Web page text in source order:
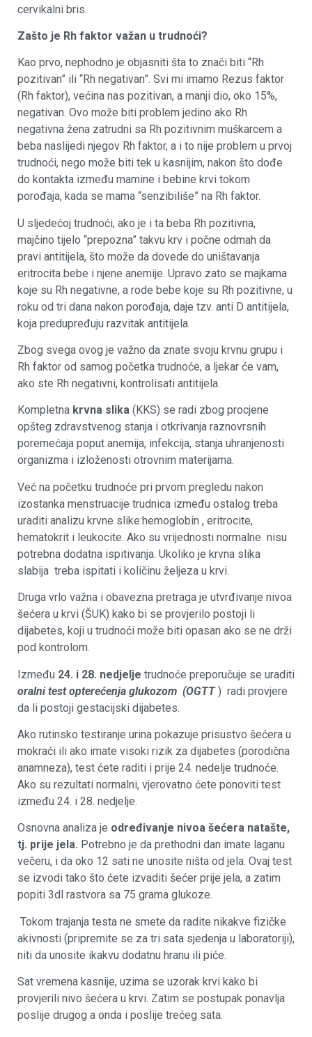
cervikalni bris.
Zašto je Rh faktor važan u trudnoći?
Kao prvo, nephodno je objasniti šta to znači biti “Rh
pozitivan” ili “Rh negativan”. Svi mi imamo Rezus faktor
(Rh faktor), većina nas pozitivan, a manji dio, oko 15%,
negativan. Ovo može biti problem jedino ako Rh
negativna žena zatrudni sa Rh pozitivnim muškarcem a
beba naslijedi njegov Rh faktor, a i to nije problem u prvoj
trudnoći, nego može biti tek u kasnijim, nakon što dođe
do kontakta između mamine i bebine krvi tokom
porođaja, kada se mama “senzibiliše” na Rh faktor.
U sljedećoj trudnoći, ako je i ta beba Rh pozitivna,
majčino tijelo “prepozna” takvu krv i počne odmah da
pravi antitijela, što može da dovede do uništavanja
eritrocita bebe i njene anemije. Upravo zato se majkama
koje su Rh negativne, a rode bebe koje su Rh pozitivne, u
roku od tri dana nakon porođaja, daje tzv. anti D antitijela,
koja predupređuju razvitak antitijela.
Zbog svega ovog je važno da znate svoju krvnu grupu i
Rh faktor od samog početka trudnoće, a ljekar će vam,
ako ste Rh negativni, kontrolisati antitijela.
Kompletna krvna slika (KKS) se radi zbog procjene
opšteg zdravstvenog stanja i otkrivanja raznovrsnih
poremećaja poput anemija, infekcija, stanja uhranjenosti
organizma i izloženosti otrovnim materijama.
Već na početku trudnoće pri prvom pregledu nakon
izostanka menstruacije trudnica između ostalog treba
uraditi analizu krvne slike:hemoglobin , eritrocite,
hematokrit i leukocite. Ako su vrijednosti normalne nisu
potrebna dodatna ispitivanja. Ukoliko je krvna slika
slabija treba ispitati i količinu željeza u krvi.
Druga vrlo važna i obavezna pretraga je utvrđivanje nivoa
šećera u krvi (ŠUK) kako bi se provjerilo postoji li
dijabetes, koji u trudnoći može biti opasan ako se ne drži
pod kontrolom.
Između 24. i 28. nedjelje trudnoće preporučuje se uraditi
oralni test opterećenja glukozom (OGTT) radi provjere
da li postoji gestacijski dijabetes.
Ako rutinsko testiranje urina pokazuje prisustvo šećera u
mokraći ili ako imate visoki rizik za dijabetes (porodična
anamneza), test ćete raditi i prije 24. nedelje trudnoće.
Ako su rezultati normalni, vjerovatno ćete ponoviti test
između 24. i 28. nedjelje.
Osnovna analiza je određivanje nivoa šećera natašte,
tj. prije jela. Potrebno je da prethodni dan imate laganu
večeru, i da oko 12 sati ne unosite ništa od jela. Ovaj test
se izvodi tako što ćete izvaditi šećer prije jela, a zatim
popiti 3dl rastvora sa 75 grama glukoze.
Tokom trajanja testa ne smete da radite nikakve fizičke
akivnosti (pripremite se za tri sata sjedenja u laboratoriji),
niti da unosite ikakvu dodatnu hranu ili piće.
Sat vremena kasnije, uzima se uzorak krvi kako bi
provjerili nivo šećera u krvi. Zatim se postupak ponavlja
poslije drugog a onda i poslije trećeg sata.